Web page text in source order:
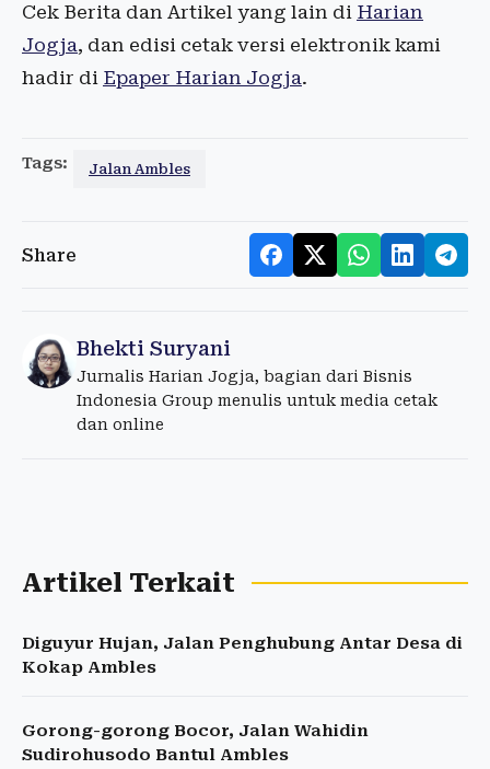
Cek Berita dan Artikel yang lain di Harian
Jogja, dan edisi cetak versi elektronik kami
hadir di Epaper Harian Jogja.
Tags: Jalan Ambles
Share
Bhekti Suryani
Jurnalis Harian Jogja, bagian dari Bisnis
Indonesia Group menulis untuk media cetak
dan online
Artikel Terkait
Diguyur Hujan, Jalan Penghubung Antar Desa di
Kokap Ambles
Gorong-gorong Bocor, Jalan Wahidin
Sudirohusodo Bantul Ambles